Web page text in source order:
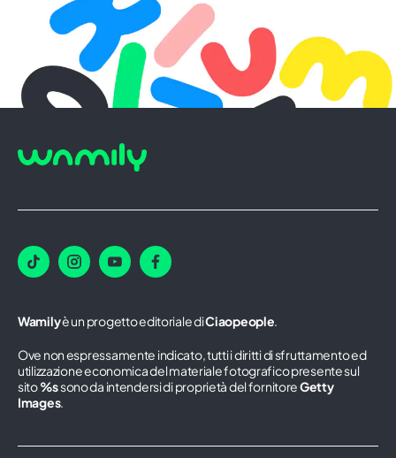
Wamilyè un progetto editoriale diCiaopeople.
Ove non espressamente indicato, tutti i diritti di sfruttamento ed
utilizzazione economica del materiale fotografico presente sul
sito%ssono da intendersi di proprietà del fornitoreGetty
Images.